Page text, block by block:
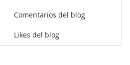
Comentarios del blog
Likes del blog